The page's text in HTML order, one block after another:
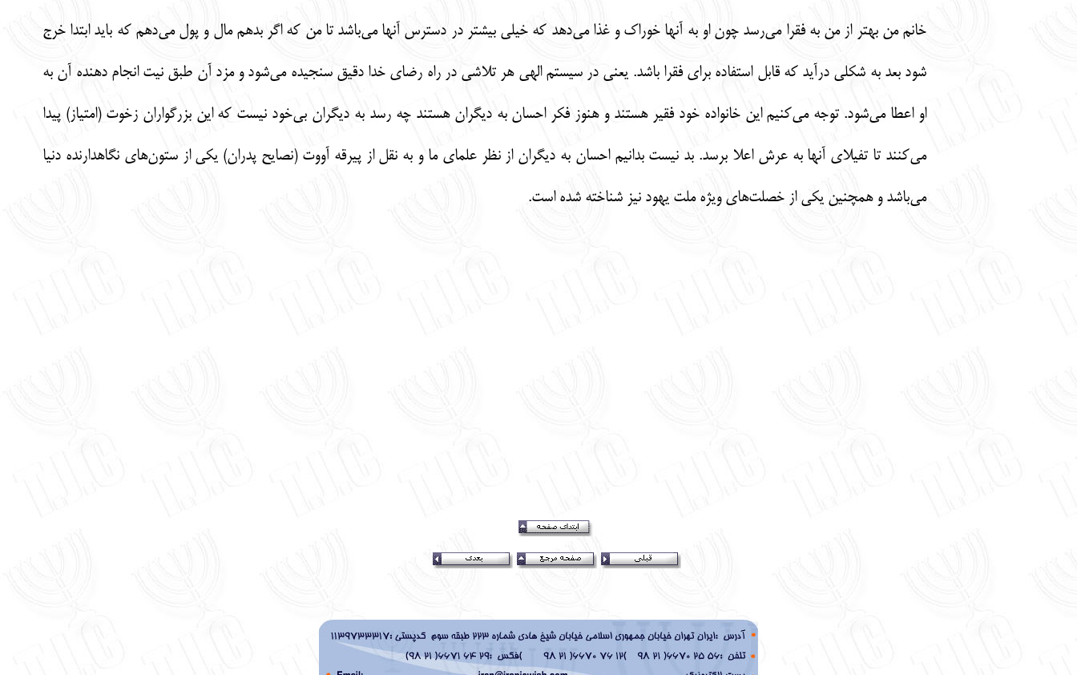
خانم من بهتر از من به فقرا می‌رسد چون او به آنها خوراک و غذا می‌دهد که خیلی بیشتر در دسترس آنها می‌باشد تا من که اگر بدهم مال و پول می‌دهم که باید ابتدا خرج
شود بعد به شکلی درآید که قابل استفاده برای فقرا باشد. یعنی در سیستم الهی هر تلاشی در راه رضای خدا دقیق سنجیده می‌شود و مزد آن طبق نیت انجام دهنده آن به
او اعطا می‌شود. توجه می‌کنیم این خانواده خود فقیر هستند و هنوز فکر احسان به دیگران هستند چه رسد به دیگران بی‌خود نیست که این بزرگواران زخوت (امتیاز) پیدا
می‌کنند تا تفیلای آنها به عرش اعلا برسد. بد نیست بدانیم احسان به دیگران از نظر علمای ما و به نقل از پیرقه آووت (نصایح پدران) یکی از ستون‌های نگاهدارنده دنیا
می‌باشد و همچنین یکی از خصلت‌های ویژه ملت یهود نیز شناخته شده است.